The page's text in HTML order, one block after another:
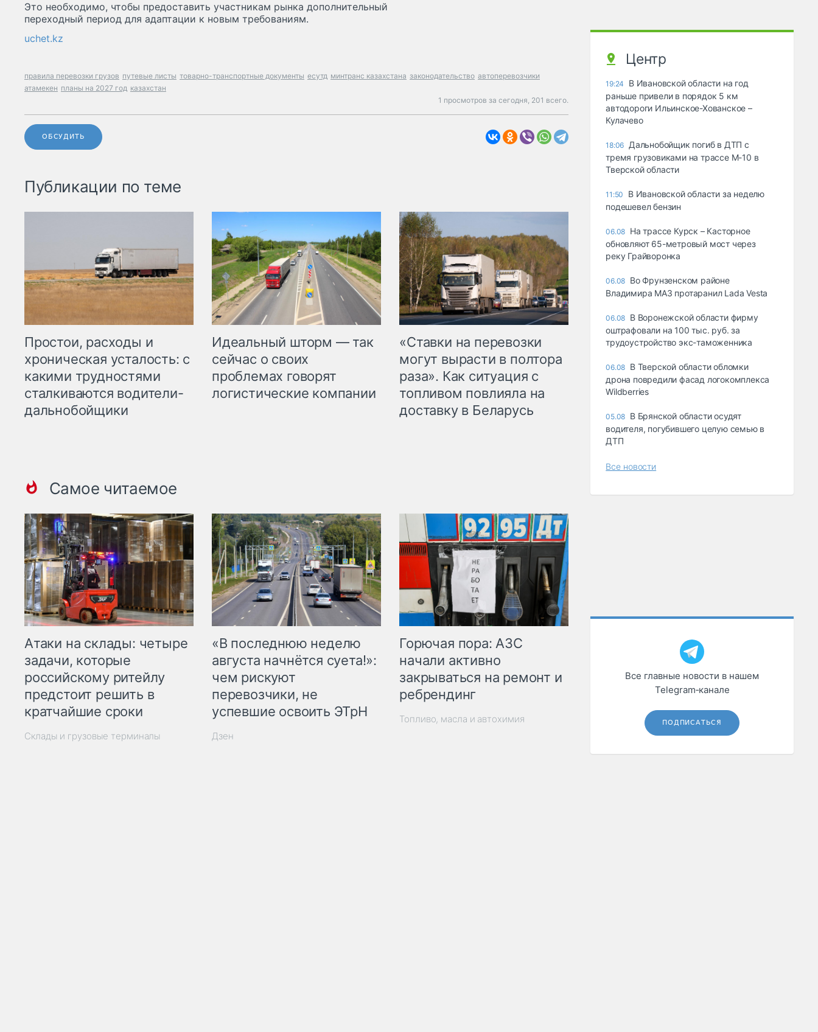
Это необходимо, чтобы предоставить участникам рынка дополнительный
переходный период для адаптации к новым требованиям.
uchet.kz
правила перевозки грузов путевые листы товарно-транспортные документы есутд минтранс казахстана законодательство автоперевозчики
атамекен планы на 2027 год казахстан
1 просмотров за сегодня, 201 всего.
ОБСУДИТЬ
Публикации по теме
Простои, расходы и
хроническая усталость: с
какими трудностями
сталкиваются водители-
дальнобойщики
Идеальный шторм — так
сейчас о своих
проблемах говорят
логистические компании
«Ставки на перевозки
могут вырасти в полтора
раза». Как ситуация с
топливом повлияла на
доставку в Беларусь
Самое читаемое
Атаки на склады: четыре
задачи, которые
российскому ритейлу
предстоит решить в
кратчайшие сроки
Склады и грузовые терминалы
«В последнюю неделю
августа начнётся суета!»:
чем рискуют
перевозчики, не
успевшие освоить ЭТрН
Дзен
Горючая пора: АЗС
начали активно
закрываться на ремонт и
ребрендинг
Топливо, масла и автохимия
Центр
19:24
В Ивановской области на год
раньше привели в порядок 5 км
автодороги Ильинское-Хованское –
Кулачево
18:06 Дальнобойщик погиб в ДТП с
тремя грузовиками на трассе М-10 в
Тверской области
11:50
В Ивановской области за неделю
подешевел бензин
06.08 На трассе Курск – Касторное
обновляют 65-метровый мост через
реку Грайворонка
06.08 Во Фрунзенском районе
Владимира МАЗ протаранил Lada Vesta
06.08 В Воронежской области фирму
оштрафовали на 100 тыс. руб. за
трудоустройство экс-таможенника
06.08 В Тверской области обломки
дрона повредили фасад логокомплекса
Wildberries
05.08 В Брянской области осудят
водителя, погубившего целую семью в
ДТП
Все новости
Все главные новости в нашем
Telegram‑канале
ПОДПИСАТЬСЯ